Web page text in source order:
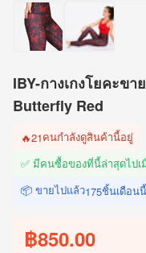
IBY-กางเกงโยคะข
Butterfly Red
🔥21คนกำลังดูสินค้านี้อยู่
✅ มีคนซื้อของที่นี้ล่าสุดไปเ
📦 ขายไปแล้ว175ชิ้นเดือนนี้
฿850.00